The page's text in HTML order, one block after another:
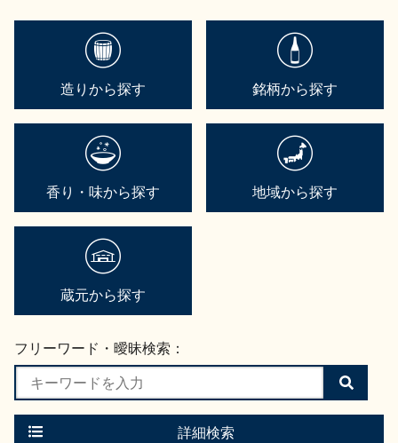
造りから探す 銘柄から探す
香り・味から探す 地域から探す
蔵元から探す
フリーワード・曖昧検索：
検
索
す
詳細検索